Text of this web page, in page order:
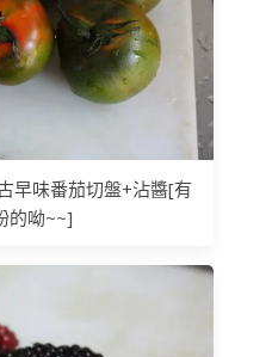
早味番茄切盤+沾醬[有
的呦~~]